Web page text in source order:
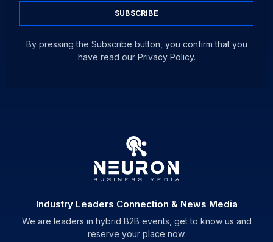
SUBSCRIBE
By pressing the Subscribe button, you confirm that you
have read our Privacy Policy.
Industry Leaders Connection & News Media
We are leaders in hybrid B2B events, get to know us and
reserve your place now.